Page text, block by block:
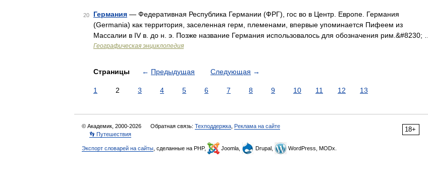
20 Германия — Федеративная Республика Германии (ФРГ), гос во в Центр. Европе. Германия
(Germania) как территория, заселенная герм, племенами, впервые упоминается Пифеем из
Массалии в IV в. до н. э. Позже название Германия использовалось для обозначения рим.&#8230; …
Географическая энциклопедия
Страницы ← Предыдущая Следующая →
1 2 3 4 5 6 7 8 9 10 11 12 13
18+
© Академик, 2000-2026 Обратная связь: Техподдержка Реклама на сайте
👣 Путешествия
Экспорт словарей на сайты , сделанные на PHP, Joomla, Drupal, WordPress, MODx.